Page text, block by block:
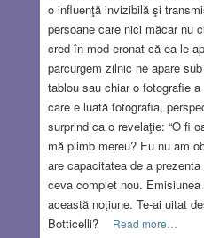
o influenţă invizibilă şi
persoane care nici măcar nu
cred în mod eronat că ea le
parcurgem zilnic ne apare
tablou sau chiar o fotografie
care e luată fotografia,
surprind ca o revelaţie: “O fi
mă plimb mereu? Eu nu am
are capacitatea de a
ceva complet nou.
această noţiune. Te-ai uitat
Botticelli?
Read more…